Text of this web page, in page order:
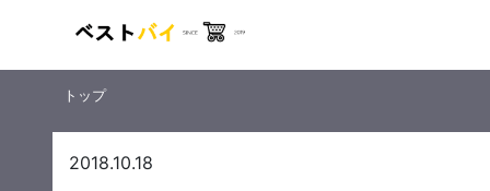
トップ
2018.10.18